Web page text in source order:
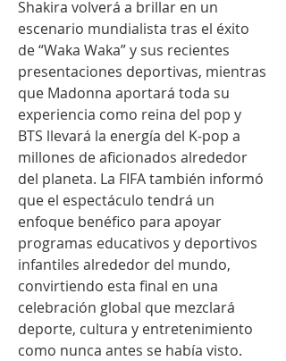
Shakira volverá a brillar en un
escenario mundialista tras el éxito
de “Waka Waka” y sus recientes
presentaciones deportivas, mientras
que Madonna aportará toda su
experiencia como reina del pop y
BTS llevará la energía del K-pop a
millones de aficionados alrededor
del planeta. La FIFA también informó
que el espectáculo tendrá un
enfoque benéfico para apoyar
programas educativos y deportivos
infantiles alrededor del mundo,
convirtiendo esta final en una
celebración global que mezclará
deporte, cultura y entretenimiento
como nunca antes se había visto.